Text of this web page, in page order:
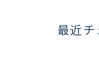
最近